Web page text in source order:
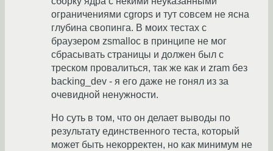
ограничениями cgrops и тут совсем не ясна
глубина свопинга. В моих тестах с
браузером zsmalloc в принципе не мог
сбрасывать страницы и должен был с
треском провалиться, так же как и zram без
backing_dev - я его даже не гонял из за
очевидной ненужности.
Но суть в том, что он делает выводы по
результату единственного теста, который
может быть некорректен, но как минимум не